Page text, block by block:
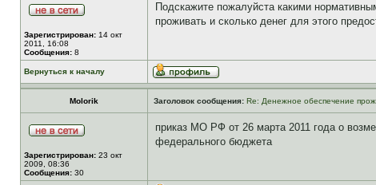
Зарегистрирован: 14 окт
2011, 16:08
Сообщения: 8
Подскажите пожалуйста какими
проживать и сколько денег для этого
Вернуться к началу
Molorik Заголовок сообщения: Re: Денежное обеспечение
Зарегистрирован: 23 окт
2009, 08:36
Сообщения: 30
приказ МО РФ от 26 марта 2011 года о
федерального бюджета